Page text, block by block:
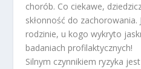
chorób. Co ciekawe,
skłonność do
rodzinie, u kogo wykryto
badaniach profilaktycznych!
Silnym czynnikiem ryzyka